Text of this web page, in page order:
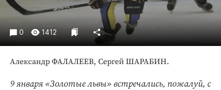
Экономика и бизнес
ПРОЕКТЫ
Блоги
Издания
Медиаперсона
0 1412
Александр ФАЛАЛЕЕВ, Сергей ШАРАБИН.
9 января «Золотые львы» встречались, пожалуй, с